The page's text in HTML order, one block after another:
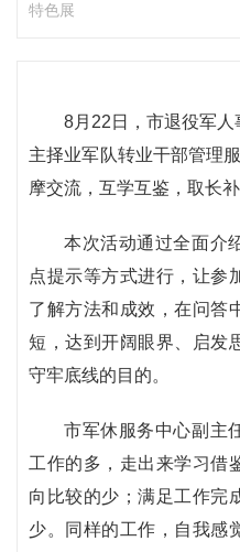
特色展
8月22日，市退役军
主择业军队转业干部管理
摩交流，互学互鉴，取长
本次活动通过全面介
点提示等方式进行，让参
了解方法和成效，在问答
短，达到开阔眼界、启发
守牢底线的目的。
市军休服务中心副主
工作的多，走出来学习借
向比较的少；满足工作完
少。同样的工作，自我感